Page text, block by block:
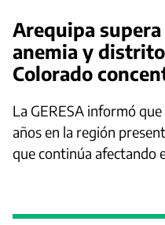
Arequipa
anemia y
Colorado
La GERESA informó
años en la región
que continúa afectando